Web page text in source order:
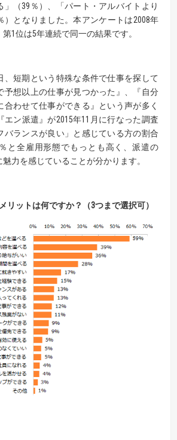
」（39％）、「パート・アルバイトより
）となりました。本アンケートは2008年
1位は5年連続で同一の結果です。
、短期という特殊な条件で仕事を探して
予想以上の仕事が見つかった』、『自分
合わせて仕事ができる』という声が多く
エン派遣』が2015年11月に行なった調査
バランスが良い」と感じている方の割合
と全雇用形態でもっとも高く、派遣の
魅力を感じていることが分かります。
リットは何ですか？（3つまで選択可）